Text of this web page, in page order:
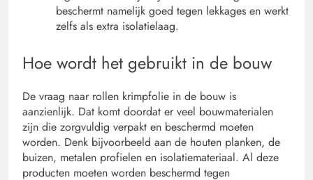
beschermt namelijk goed tegen lekkages en werkt
zelfs als extra isolatielaag.
Hoe wordt het gebruikt in de bouw
De vraag naar rollen krimpfolie in de bouw is
aanzienlijk. Dat komt doordat er veel bouwmaterialen
zijn die zorgvuldig verpakt en beschermd moeten
worden. Denk bijvoorbeeld aan de houten planken, de
buizen, metalen profielen en isolatiemateriaal. Al deze
producten moeten worden beschermd tegen